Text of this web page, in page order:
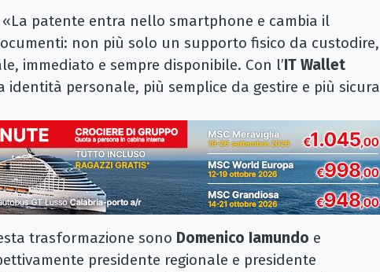
– «La patente entra nello smartphone e cambia il
non più solo un supporto fisico da custodire,
immediato e sempre disponibile. Con l’IT Wallet
personale, più semplice da gestire e più sicura
trasformazione sono Domenico Iamundo e
presidente regionale e presidente